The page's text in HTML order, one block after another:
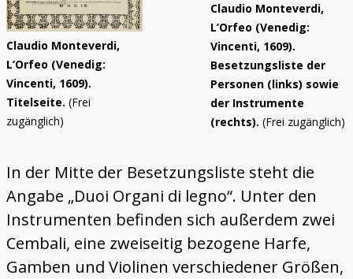
Claudio Monteverdi,
L’Orfeo (Venedig:
Vincenti, 1609).
Titelseite. (Frei
zugänglich)
Claudio Monteverdi,
L’Orfeo (Venedig:
Vincenti, 1609).
Besetzungsliste der
Personen (links) sowie
der Instrumente
(rechts).(Frei zugänglich)
In der Mitte der Besetzungsliste steht die
Angabe „Duoi Organi di legno“. Unter den
Instrumenten befinden sich außerdem zwei
Cembali, eine zweiseitig bezogene Harfe,
Gamben und Violinen verschiedener Größen,